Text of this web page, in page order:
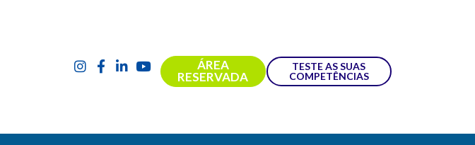
ÁREA
RESERVADA
TESTE AS SUAS
COMPETÊNCIAS